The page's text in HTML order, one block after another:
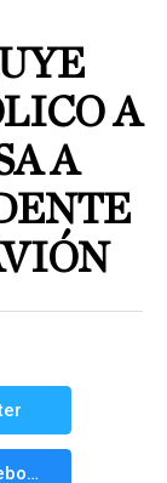
A
A
Facebook Messenger